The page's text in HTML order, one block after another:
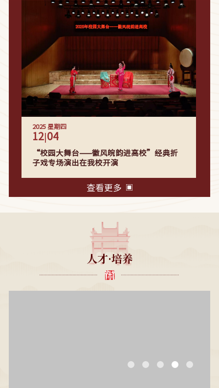
查看更多
2025星期四
12|04
“校园大舞台——徽风皖韵进高校”经典折
子戏专场演出在我校开演
人才·培养